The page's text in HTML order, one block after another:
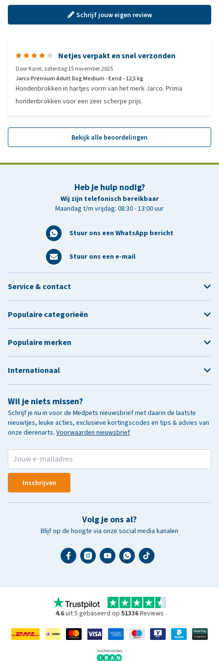
Schrijf jouw eigen review
Netjes verpakt en snel verzonden
DoorKarel, zaterdag 15 november 2025
Jarco Premium Adult Dog Medium - Eend - 12,5 kg
Hondenbrokken in hartjes vorm van het merk Jarco. Prima
hondenbrokken voor een zeer scherpe prijs.
Bekijk alle beoordelingen
Heb je hulp nodig?
Wij zijn telefonisch bereikbaar
Maandag t/m vrijdag: 08:30 - 13:00 uur
Stuur ons een WhatsApp bericht
Stuur ons een e-mail
Wil je niets missen?
Schrijf je nu in voor de Medpets nieuwsbrief met daarin de laatste
nieuwtjes, leuke acties, exclusieve kortingscodes en tips & advies van
onze dierenarts. Voorwaarden nieuwsbrief
Inschrijven
Volg je ons al?
Blijf op de hoogte via onze social media kanalen
Service & contact
Populaire categorieën
Populaire merken
Internationaal
4.6uit 5 gebaseerd op 51336Reviews